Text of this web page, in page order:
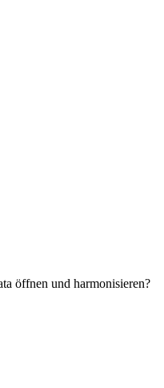
öffnen und harmonisieren?